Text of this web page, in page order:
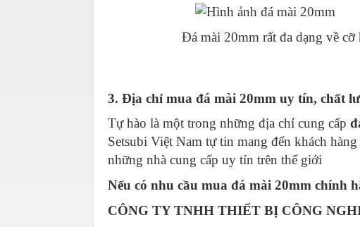
Đá mài 20mm rất đa dạng về
3. Địa chỉ mua đá mài 20mm uy tín, chất
Tự hào là một trong những địa chỉ cung cấp
Setsubi Việt Nam tự tin mang đến khách
những nhà cung cấp uy tín trên thế giới
Nếu có nhu cầu mua đá mài 20mm chính
CÔNG TY TNHH THIẾT BỊ CÔNG